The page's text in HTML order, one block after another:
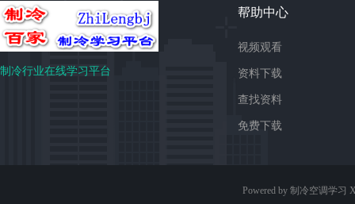
制冷行业在线学习平台
帮助中心
视频观看
资料下载
查找资料
免费下载
Powered by 制冷空调学习